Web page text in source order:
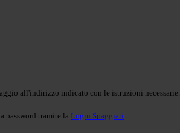
all'indirizzo indicato con le istruzioni necessarie.
password tramite la Login Spaggiari